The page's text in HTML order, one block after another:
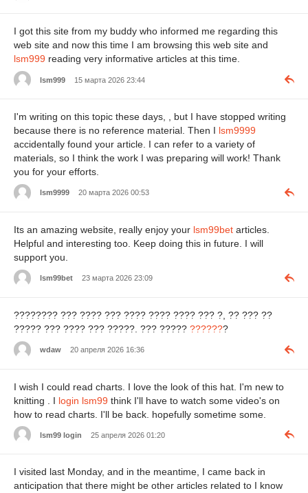
I got this site from my buddy who informed me regarding this
web site and now this time I am browsing this web site and
lsm999 reading very informative articles at this time.
lsm999 15 марта 2026 23:44
I'm writing on this topic these days, , but I have stopped writing
because there is no reference material. Then I lsm9999
accidentally found your article. I can refer to a variety of
materials, so I think the work I was preparing will work! Thank
you for your efforts.
lsm9999 20 марта 2026 00:53
Its an amazing website, really enjoy your lsm99bet articles.
Helpful and interesting too. Keep doing this in future. I will
support you.
lsm99bet 23 марта 2026 23:09
???????? ??? ???? ??? ???? ???? ???? ??? ?, ?? ??? ??
????? ??? ???? ??? ?????. ??? ????? ???????
wdaw 20 апреля 2026 16:36
I wish I could read charts. I love the look of this hat. I'm new to
knitting . I login lsm99 think I'll have to watch some video's on
how to read charts. I'll be back. hopefully sometime some.
lsm99 login 25 апреля 2026 01:20
I visited last Monday, and in the meantime, I came back in
anticipation that there might be other articles related to I know